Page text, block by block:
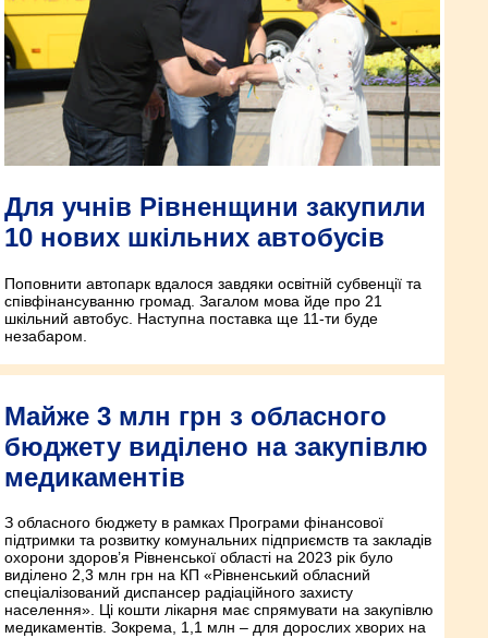
Для учнів Рівненщини закупили
10 нових шкільних автобусів
Поповнити автопарк вдалося завдяки освітній субвенції та
співфінансуванню громад. Загалом мова йде про 21
шкільний автобус. Наступна поставка ще 11-ти буде
незабаром.
Майже 3 млн грн з обласного
бюджету виділено на закупівлю
медикаментів
З обласного бюджету в рамках Програми фінансової
підтримки та розвитку комунальних підприємств та закладів
охорони здоров’я Рівненської області на 2023 рік було
виділено 2,3 млн грн на КП «Рівненський обласний
спеціалізований диспансер радіаційного захисту
населення». Ці кошти лікарня має спрямувати на закупівлю
медикаментів. Зокрема, 1,1 млн – для дорослих хворих на